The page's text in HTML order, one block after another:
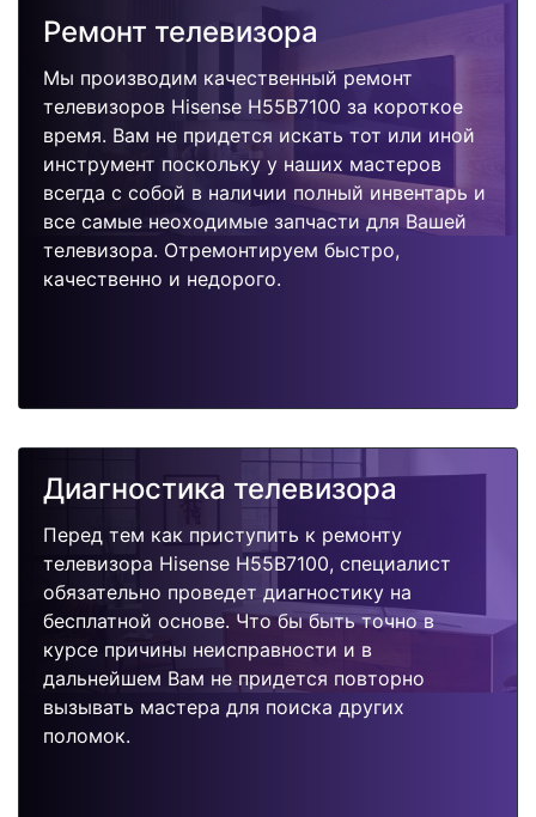
Ремонт телевизора
Мы производим качественный ремонт
телевизоров Hisense H55B7100 за короткое
время. Вам не придется искать тот или иной
инструмент поскольку у наших мастеров
всегда с собой в наличии полный инвентарь и
все самые неоходимые запчасти для Вашей
телевизора. Отремонтируем быстро,
качественно и недорого.
Диагностика телевизора
Перед тем как приступить к ремонту
телевизора Hisense H55B7100, специалист
обязательно проведет диагностику на
бесплатной основе. Что бы быть точно в
курсе причины неисправности и в
дальнейшем Вам не придется повторно
вызывать мастера для поиска других
поломок.